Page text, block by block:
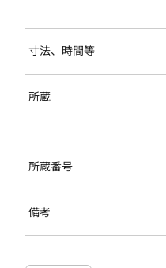
寸法、時間等
所蔵
所蔵番号
備考